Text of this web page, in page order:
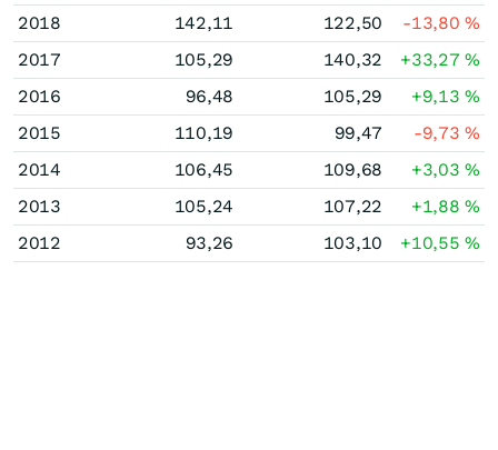
2018
142,11 122,50 -13,80%
2017
105,29 140,32 +33,27%
2016
96,48 105,29 +9,13%
2015
110,19 99,47 -9,73%
2014
106,45 109,68 +3,03%
2013
105,24 107,22 +1,88%
2012
93,26 103,10 +10,55%